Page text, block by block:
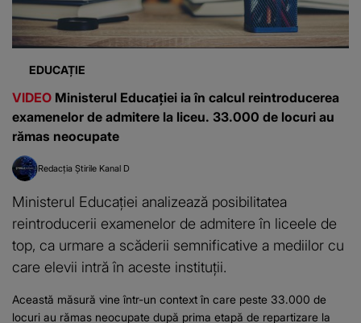
EDUCAȚIE
VIDEO Ministerul Educației ia în calcul reintroducerea
examenelor de admitere la liceu. 33.000 de locuri au
rămas neocupate
Redacția Știrile Kanal D
Ministerul Educației analizează posibilitatea
reintroducerii examenelor de admitere în liceele de
top, ca urmare a scăderii semnificative a mediilor cu
care elevii intră în aceste instituții.
Această măsură vine într-un context în care peste 33.000 de
locuri au rămas neocupate după prima etapă de repartizare la